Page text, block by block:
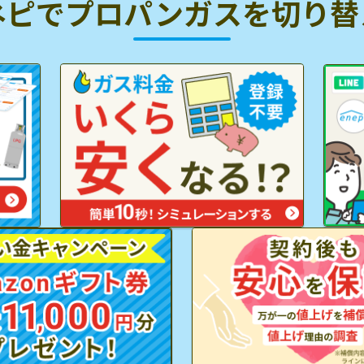
でプロパンガスを切り